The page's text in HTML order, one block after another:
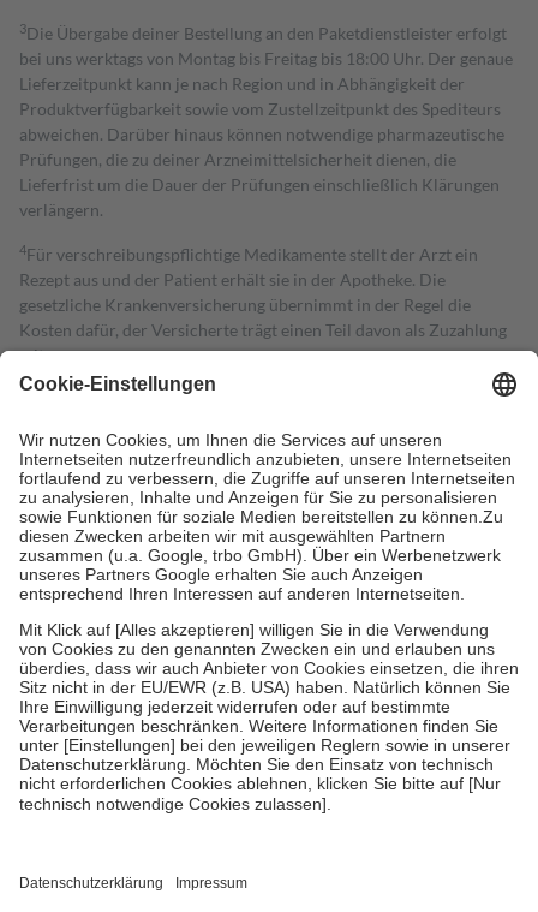
3Die Übergabe deiner Bestellung an den Paketdienstleister erfolgt
bei uns werktags von Montag bis Freitag bis 18:00 Uhr. Der genaue
Lieferzeitpunkt kann je nach Region und in Abhängigkeit der
Produktverfügbarkeit sowie vom Zustellzeitpunkt des Spediteurs
abweichen. Darüber hinaus können notwendige pharmazeutische
Prüfungen, die zu deiner Arzneimittelsicherheit dienen, die
Lieferfrist um die Dauer der Prüfungen einschließlich Klärungen
verlängern.
4Für verschreibungspflichtige Medikamente stellt der Arzt ein
Rezept aus und der Patient erhält sie in der Apotheke. Die
gesetzliche Krankenversicherung übernimmt in der Regel die
Kosten dafür, der Versicherte trägt einen Teil davon als Zuzahlung
mit.
Grundsätzlich leisten Mitglieder Zuzahlungen in Höhe von zehn
höchstens zehn Euro.
Es sind jedoch nie mehr als die tatsächlichen
Kosten der Leistung zu entrichten.
Diese Regeln gelten grundsätzlich auch für Online-Apotheken.
Bei Heilmitteln und häuslicher Krankenpflege beträgt die
Zuzahlung zehn Prozent der Kosten sowie zehn Euro je
Verordnung.
Um das Engagement der Versicherten für ihre eigene Gesundheit zu
stärken und die besondere Stellung der Familie zu unterstützen,
fallenkeine Zuzahlungenan bei:
• Kindern und Jugendlichen bis zum vollendeten 18. Lebensjahr
mit Ausnahme der Fahrkosten
• Untersuchungen zur Vorsorge und Früherkennung, die von der
GKV getragen werden
• empfohlenen Schutzimpfungen
• Harn- und Blutteststreifen
getroffen, um sicherzustellen, dass es sich um echte Bewertungen